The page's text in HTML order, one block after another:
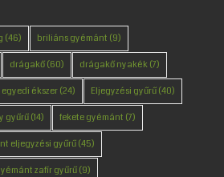
(46) briliáns gyémánt (9)
drágakő(60) drágakő nyakék(7)
egyedi ékszer(24) Eljegyzési gyűrű(40)
gyűrű(14) fekete gyémánt (7)
eljegyzési gyűrű(45)
zafír gyűrű(9)